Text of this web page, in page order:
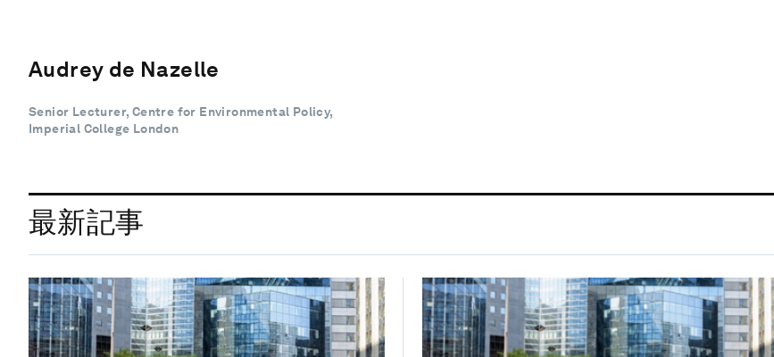
Audrey de Nazelle
Senior Lecturer, Centre for Environmental Policy,
Imperial College London
最新記事